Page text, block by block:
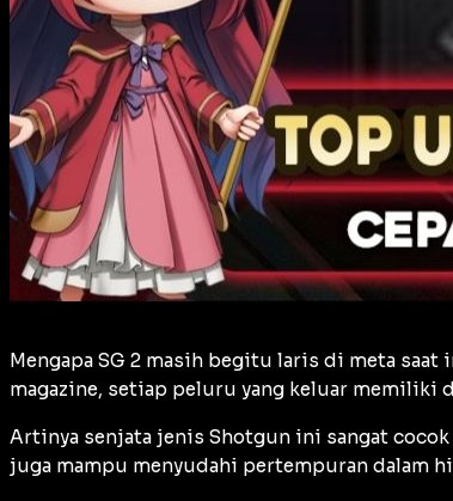
Mengapa SG 2 masih begitu laris di meta
magazine, setiap peluru yang keluar memiliki
Artinya senjata jenis Shotgun ini sangat cocok
juga mampu menyudahi pertempuran dalam